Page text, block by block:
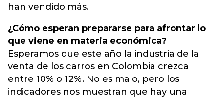
han vendido más.
¿Cómo esperan prepararse para afrontar lo
que viene en materia económica?
Esperamos que este año la industria de la
venta de los carros en Colombia crezca
entre 10% o 12%. No es malo, pero los
indicadores nos muestran que hay una